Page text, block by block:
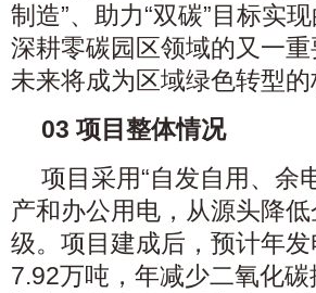
制造”、助力“双碳”目标实
深耕零碳园区领域的又一
未来将成为区域绿色转型的
03 项目整体情况
项目采用“自发自用、余
产和办公用电，从源头降
级。项目建成后，预计年
7.92万吨，年减少二氧化